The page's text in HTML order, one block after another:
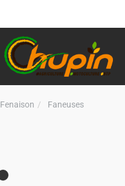
Fenaison
Faneuses